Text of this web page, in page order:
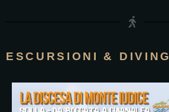
ESCURSIONI & DIVING